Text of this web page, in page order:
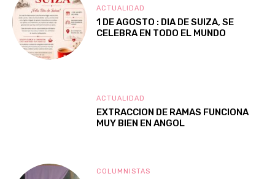
ACTUALIDAD
1 DE AGOSTO : DIA DE SUIZA, SE
CELEBRA EN TODO EL MUNDO
ACTUALIDAD
EXTRACCION DE RAMAS FUNCIONA
MUY BIEN EN ANGOL
COLUMNISTAS